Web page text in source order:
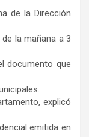
de la Dirección
la mañana a 3
documento que
explicó
emitida en